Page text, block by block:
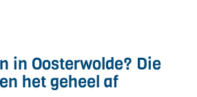
in Oosterwolde? Die
het geheel af